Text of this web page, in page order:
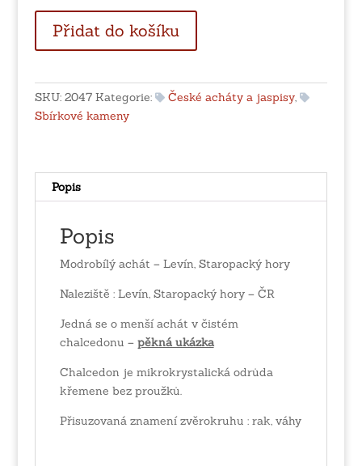
achát
-
Staropacký
hory
Přidat do košíku
SKU: 2047 Kategorie: České acháty a jaspisy,
Sbírkové kameny
Popis
Popis
Modrobílý achát – Levín, Staropacký hory
Naleziště : Levín, Staropacký hory – ČR
Jedná se o menší achát v čistém
chalcedonu – pěkná ukázka
Chalcedon je mikrokrystalická odrůda
křemene bez proužků.
Přisuzovaná znamení zvěrokruhu : rak, váhy